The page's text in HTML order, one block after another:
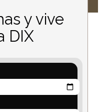
y vive
DIX